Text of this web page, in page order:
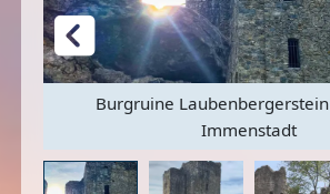
Burgruine Laubenbergerstein
Immenstadt